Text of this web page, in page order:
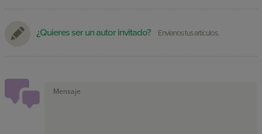
¿Quieres ser un autor invitado? Envíanos tus artículos.